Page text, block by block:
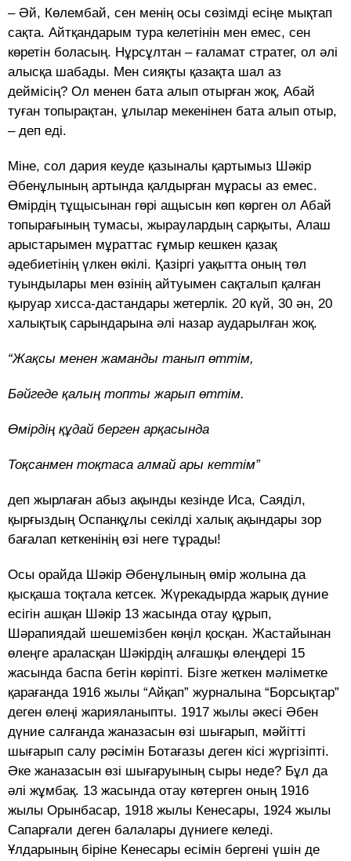
– Әй, Көлембай, сен менің осы сөзімді есіңе мықтап
сақта. Айтқандарым тура келетінін мен емес, сен
көретін боласың. Нұрсұлтан – ғаламат стратег, ол әлі
алысқа шабады. Мен сияқты қазақта шал аз
деймісің? Ол менен бата алып отырған жоқ, Абай
туған топырақтан, ұлылар мекенінен бата алып отыр,
– деп еді.
Міне, сол дария кеуде қазыналы қартымыз Шәкір
Әбенұлының артында қалдырған мұрасы аз емес.
Өмірдің тұщысынан гөрі ащысын көп көрген ол Абай
топырағының тумасы, жыраулардың сарқыты, Алаш
арыстарымен мұраттас ғұмыр кешкен қазақ
әдебиетінің үлкен өкілі. Қазіргі уақытта оның төл
туындылары мен өзінің айтуымен сақталып қалған
қыруар хисса-дастандары жетерлік. 20 күй, 30 ән, 20
халықтық сарындарына әлі назар аударылған жоқ.
“Жақсы менен жаманды танып өттім,
Бәйгеде қалың топты жарып өттім.
Өмірдің құдай берген арқасында
Тоқсанмен тоқтаса алмай ары кеттім”
деп жырлаған абыз ақынды кезінде Иса, Саяділ,
қырғыздың Оспанқұлы секілді халық ақындары зор
бағалап кеткенінің өзі неге тұрады!
Осы орайда Шәкір Әбенұлының өмір жолына да
қысқаша тоқтала кетсек. Жүрекадырда жарық дүние
есігін ашқан Шәкір 13 жасында отау құрып,
Шәрапиядай шешемізбен көңіл қосқан. Жастайынан
өлеңге араласқан Шәкірдің алғашқы өлеңдері 15
жасында баспа бетін көріпті. Бізге жеткен мәліметке
қарағанда 1916 жылы “Айқап” журналына “Борсықтар”
деген өлеңі жарияланыпты. 1917 жылы әкесі Әбен
дүние салғанда жаназасын өзі шығарып, мәйітті
шығарып салу рәсімін Ботағазы деген кісі жүргізіпті.
Әке жаназасын өзі шығаруының сыры неде? Бұл да
әлі жұмбақ. 13 жасында отау көтерген оның 1916
жылы Орынбасар, 1918 жылы Кенесары, 1924 жылы
Сапарғали деген балалары дүниеге келеді.
Ұлдарының біріне Кенесары есімін бергені үшін де